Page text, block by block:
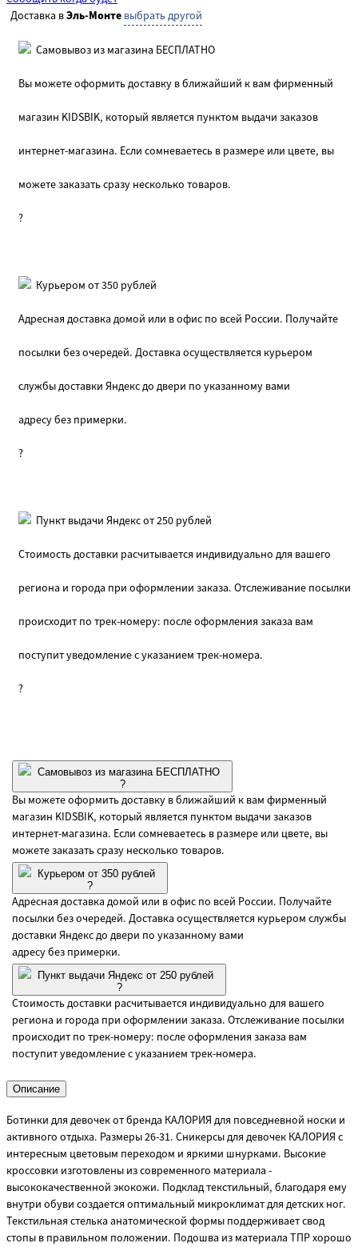
Доставка вЭль-Монте выбрать другой
Самовывоз из магазина БЕСПЛАТНО
Вы можете оформить доставку в ближайший к вам фирменный
магазин KIDSBIK, который является пунктом выдачи заказов
интернет-магазина. Если сомневаетесь в размере или цвете, вы
можете заказать сразу несколько товаров.
?
Курьером от 350 рублей
Адресная доставка домой или в офис по всей России. Получайте
посылки без очередей. Доставка осуществляется курьером
службы доставки Яндекс до двери по указанному вами
адресу без примерки.
?
Пункт выдачи Яндекс от 250 рублей
Стоимость доставки расчитывается индивидуально для вашего
региона и города при оформлении заказа. Отслеживание посылки
происходит по трек-номеру: после оформления заказа вам
поступит уведомление с указанием трек-номера.
?
Самовывоз из магазина БЕСПЛАТНО
?
Вы можете оформить доставку в ближайший к вам фирменный
магазин KIDSBIK, который является пунктом выдачи заказов
интернет-магазина. Если сомневаетесь в размере или цвете, вы
можете заказать сразу несколько товаров.
Курьером от 350 рублей
?
Адресная доставка домой или в офис по всей России. Получайте
посылки без очередей. Доставка осуществляется курьером службы
доставки Яндекс до двери по указанному вами
адресу без примерки.
Пункт выдачи Яндекс от 250 рублей
?
Стоимость доставки расчитывается индивидуально для вашего
региона и города при оформлении заказа. Отслеживание посылки
происходит по трек-номеру: после оформления заказа вам
поступит уведомление с указанием трек-номера.
Описание
Ботинки для девочек от бренда КАЛОРИЯ для повседневной носки и
активного отдыха. Размеры 26-31. Сникерсы для девочек КАЛОРИЯ с
интересным цветовым переходом и яркими шнурками. Высокие
кроссовки изготовлены из современного материала -
высококачественной экокожи. Подклад текстильный, благодаря ему
внутри обуви создается оптимальный микроклимат для детских ног.
Текстильная стелька анатомической формы поддерживает свод
стопы в правильном положении. Подошва из материала ТПР хорошо